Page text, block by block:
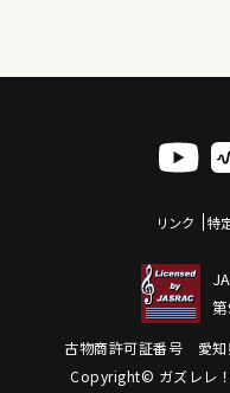
リンク 特
古物商許可証番号 愛
Copyright© ガズレレ